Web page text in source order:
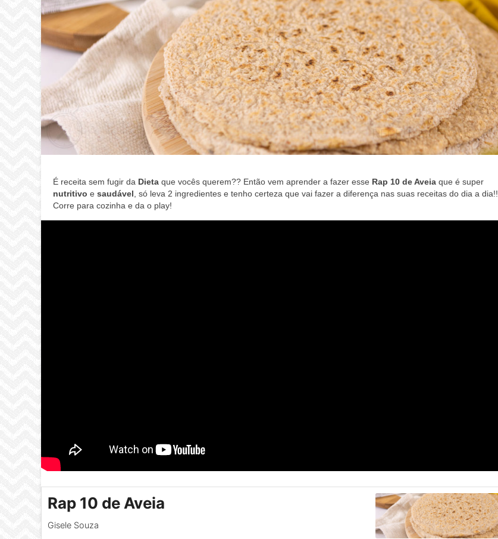
É receita sem fugir da Dietaque vocês querem?? Então vem aprender a fazer esse Rap 10 de Aveiaque é super
nutritivo e saudável, só leva 2 ingredientes e tenho certeza que vai fazer a diferença nas suas receitas do dia a dia!!
Corre para cozinha e da o play!
Rap 10 de Aveia
Gisele Souza